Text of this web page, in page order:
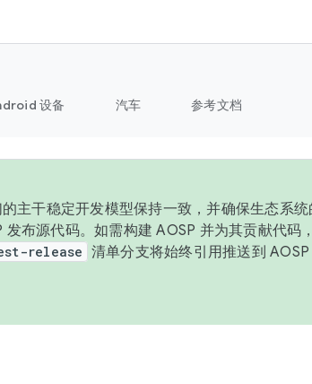
设备 汽车 参考文档
主干稳定开发模型保持一致，并确保生态系
发布源代码。如需构建 AOSP 并为其贡献代码
release 清单分支将始终引用推送到